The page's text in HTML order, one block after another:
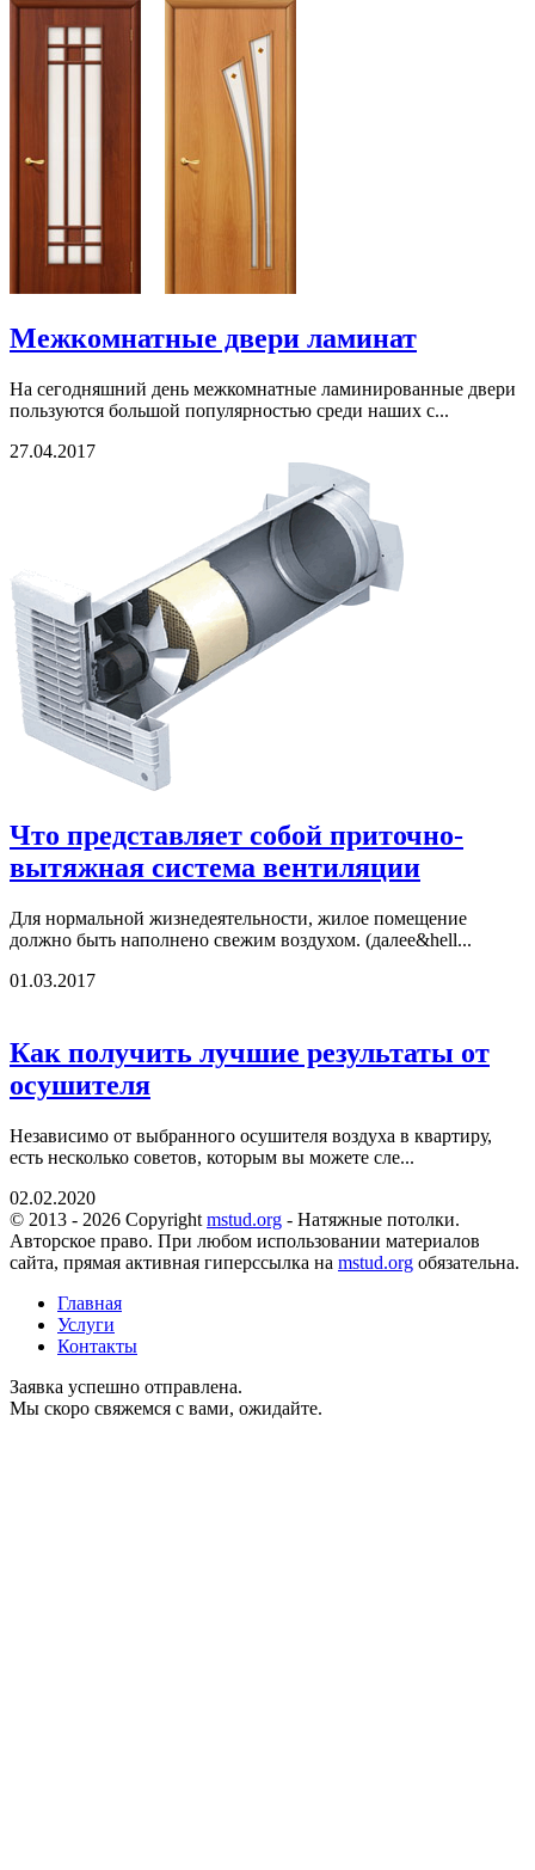
Межкомнатные двери ламинат
На сегодняшний день межкомнатные ламинированные двери
пользуются большой популярностью среди наших с...
27.04.2017
Что представляет собой приточно-
вытяжная система вентиляции
Для нормальной жизнедеятельности, жилое помещение
должно быть наполнено свежим воздухом. (далее&hell...
01.03.2017
Как получить лучшие результаты от
осушителя
Независимо от выбранного осушителя воздуха в квартиру,
есть несколько советов, которым вы можете сле...
02.02.2020
© 2013 - 2026 Copyright mstud.org - Натяжные потолки.
Авторское право. При любом использовании материалов
сайта, прямая активная гиперссылка на mstud.org обязательна.
Главная
Услуги
Контакты
Заявка успешно отправлена.
Мы скоро свяжемся с вами, ожидайте.